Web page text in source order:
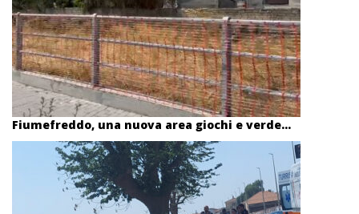
Fiumefreddo, una nuova area giochi e verde...